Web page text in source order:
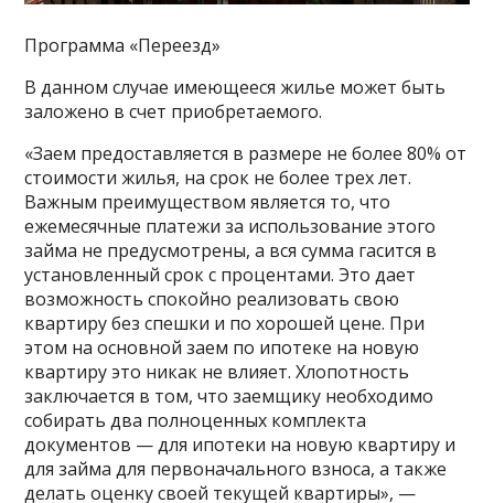
Программа «Переезд»
В данном случае имеющееся жилье может быть
заложено в счет приобретаемого.
«Заем предоставляется в размере не более 80% от
стоимости жилья, на срок не более трех лет.
Важным преимуществом является то, что
ежемесячные платежи за использование этого
займа не предусмотрены, а вся сумма гасится в
установленный срок с процентами. Это дает
возможность спокойно реализовать свою
квартиру без спешки и по хорошей цене. При
этом на основной заем по ипотеке на новую
квартиру это никак не влияет. Хлопотность
заключается в том, что заемщику необходимо
собирать два полноценных комплекта
документов — для ипотеки на новую квартиру и
для займа для первоначального взноса, а также
делать оценку своей текущей квартиры», —